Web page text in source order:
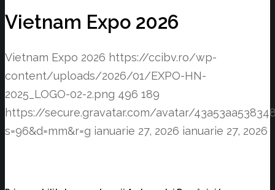
Vietnam Expo 2026
Vietnam Expo 2026 https://ccibv.ro/wp-
content/uploads/2026/01/EXPO-HN-
2025_LOGO-02-2.png 496 189
https://secure.gravatar.com/avatar/
s=96&d=mm&r=g ianuarie 27, 2026 ianuarie 27, 2026